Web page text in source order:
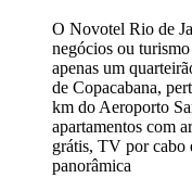
O Novotel Rio de
negócios ou
apenas um
de Copacabana,
km do Aeroporto
apartamentos com
grátis, TV por cabo
panorâmica